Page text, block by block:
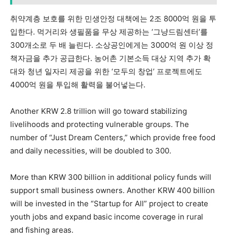
취약계층 보호를 위한 민생안정 대책에는 2조 8000억 원을 투
입한다. 먹거리와 생필품을 무상 제공하는 ‘그냥드림센터’를
300개소로 두 배 늘린다. 소상공인에게는 3000억 원 이상 정
책자금을 추가 공급한다. 농어촌 기본소득 대상 지역 추가 확
대와 청년 일자리 제공을 위한 ‘모두의 창업’ 프로젝트에도
4000억 원을 투입해 활력을 불어넣는다.
Another KRW 2.8 trillion will go toward stabilizing
livelihoods and protecting vulnerable groups. The
number of “Just Dream Centers,” which provide free food
and daily necessities, will be doubled to 300.
More than KRW 300 billion in additional policy funds will
support small business owners. Another KRW 400 billion
will be invested in the “Startup for All” project to create
youth jobs and expand basic income coverage in rural
and fishing areas.